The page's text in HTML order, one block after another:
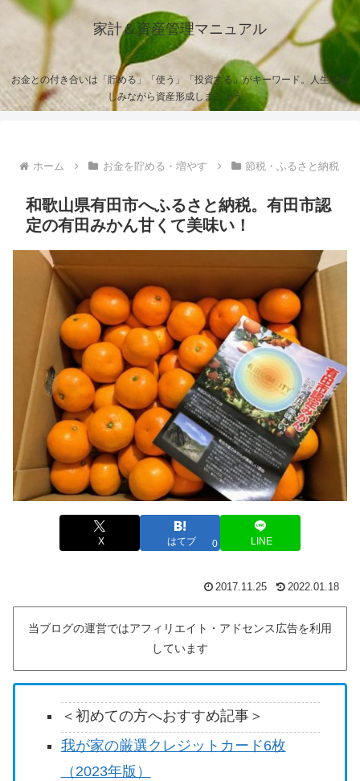
家計＆資産管理マニュアル
お金との付き合いは「貯める」「使う」「投資する」がキーワード。人生を楽
しみながら資産形成しましょう。
ホーム お金を貯める・増やす 節税・ふるさと納税
和歌山県有田市へふるさと納税。有田市認
定の有田みかん甘くて美味い！
X はてブ 0 LINE
2017.11.25 2022.01.18
当ブログの運営ではアフィリエイト・アドセンス広告を利用
しています
＜初めての方へおすすめ記事＞
我が家の厳選クレジットカード6枚
（2023年版）